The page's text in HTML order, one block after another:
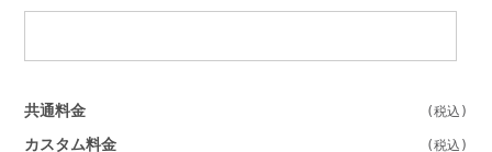
共通料金
カスタム料金